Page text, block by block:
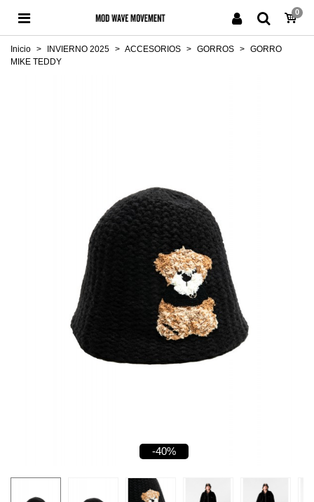
0
Inicio > INVIERNO 2025 > ACCESORIOS > GORROS > GORRO
MIKE TEDDY
-40%